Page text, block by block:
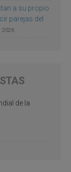
a su propio
parejas del
2026
de la